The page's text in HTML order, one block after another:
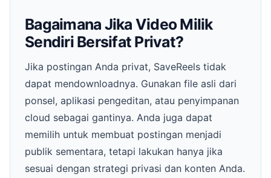
Bagaimana Jika Video Milik
Sendiri Bersifat Privat?
Jika postingan Anda privat, SaveReels tidak
dapat mendownloadnya. Gunakan file asli dari
ponsel, aplikasi pengeditan, atau penyimpanan
cloud sebagai gantinya. Anda juga dapat
memilih untuk membuat postingan menjadi
publik sementara, tetapi lakukan hanya jika
sesuai dengan strategi privasi dan konten Anda.